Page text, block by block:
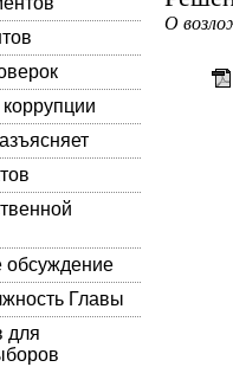
Главы
для
О